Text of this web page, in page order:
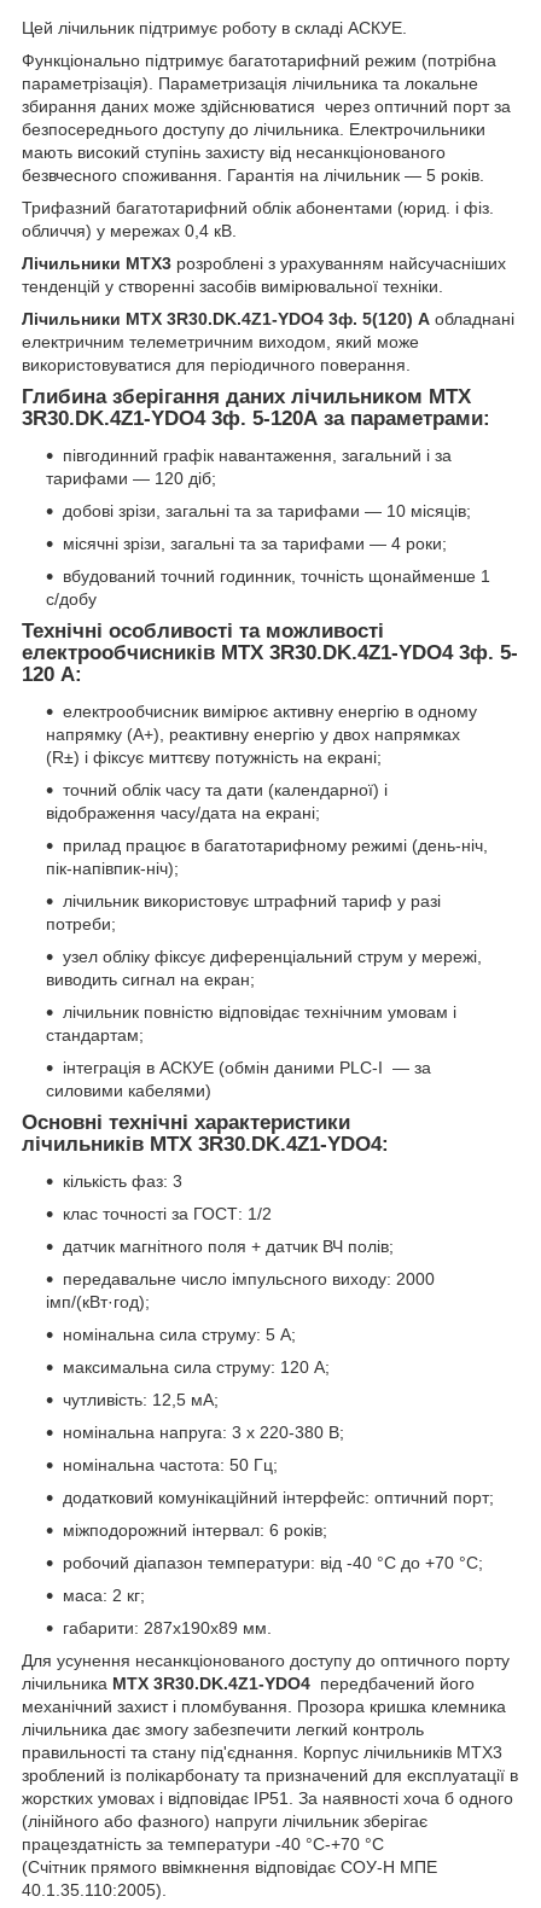
Цей лічильник підтримує роботу в складі АСКУЕ.
Функціонально підтримує багатотарифний режим (потрібна
параметрізація). Параметризація лічильника та локальне
збирання даних може здійснюватися через оптичний порт за
безпосереднього доступу до лічильника. Електрочильники
мають високий ступінь захисту від несанкціонованого
безвчесного споживання. Гарантія на лічильник — 5 років.
Трифазний багатотарифний облік абонентами (юрид. і фіз.
обличчя) у мережах 0,4 кВ.
Лічильники МТХ3 розроблені з урахуванням найсучасніших
тенденцій у створенні засобів вимірювальної техніки.
Лічильники MTX 3R30.DK.4Z1-YDO4 3ф. 5(120) А обладнані
електричним телеметричним виходом, який може
використовуватися для періодичного поверання.
Глибина зберігання даних лічильником MTX
3R30.DK.4Z1-YDO43ф. 5-120А за параметрами:
півгодинний графік навантаження, загальний і за
тарифами — 120 діб;
добові зрізи, загальні та за тарифами — 10 місяців;
місячні зрізи, загальні та за тарифами — 4 роки;
вбудований точний годинник, точність щонайменше 1
с/добу
Технічні особливості та можливості
електрообчисників MTX 3R30.DK.4Z1-YDO43ф. 5-
120 А:
електрообчисник вимірює активну енергію в одному
напрямку (А+), реактивну енергію у двох напрямках
(R±) і фіксує миттєву потужність на екрані;
точний облік часу та дати (календарної) і
відображення часу/дата на екрані;
прилад працює в багатотарифному режимі (день-ніч,
пік-напівпик-ніч);
лічильник використовує штрафний тариф у разі
потреби;
узел обліку фіксує диференціальний струм у мережі,
виводить сигнал на екран;
лічильник повністю відповідає технічним умовам і
стандартам;
інтеграція в АСКУЕ (обмін даними PLC-І — за
силовими кабелями)
Основні технічні характеристики
лічильників MTX 3R30.DK.4Z1-YDO4:
кількість фаз: 3
клас точності за ГОСТ: 1/2
датчик магнітного поля + датчик ВЧ полів;
передавальне число імпульсного виходу: 2000
імп/(кВт·год);
номінальна сила струму: 5 А;
максимальна сила струму: 120 А;
чутливість: 12,5 мА;
номінальна напруга: 3 х 220-380 В;
номінальна частота: 50 Гц;
додатковий комунікаційний інтерфейс: оптичний порт;
міжподорожний інтервал: 6 років;
робочий діапазон температури: від -40 °C до +70 °C;
маса: 2 кг;
габарити: 287x190x89 мм.
Для усунення несанкціонованого доступу до оптичного порту
лічильника MTX 3R30.DK.4Z1-YDO4 передбачений його
механічний захист і пломбування. Прозора кришка клемника
лічильника дає змогу забезпечити легкий контроль
правильності та стану під'єднання. Корпус лічильників МТХ3
зроблений із полікарбонату та призначений для експлуатації в
жорстких умовах і відповідає IP51. За наявності хоча б одного
(лінійного або фазного) напруги лічильник зберігає
працездатність за температури -40 °C-+70 °C
(Счітник прямого ввімкнення відповідає СОУ-Н МПЕ
40.1.35.110:2005).